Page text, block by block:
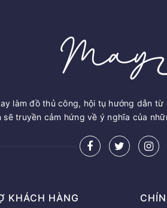
làm đồ thủ công, hội tụ hướng dẫn
sẽ truyền cảm hứng về ý nghĩa của
KHÁCH HÀNG